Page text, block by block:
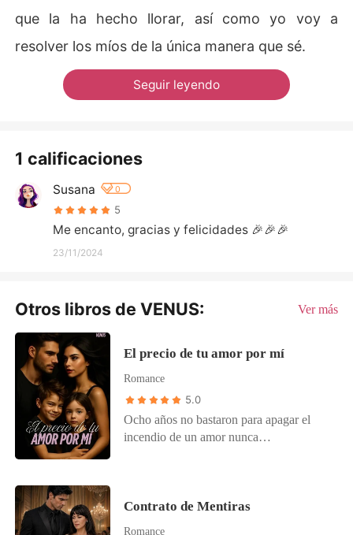
que la ha hecho llorar, así como yo voy a
resolver los míos de la única manera que sé.
Seguir leyendo
1 calificaciones
Susana 0
5
Me encanto, gracias y felicidades 🎉🎉🎉
23/11/2024
Otros libros de VENUS: Ver más
El precio de tu amor por mí
Romance
5.0
Ocho años no bastaron para apagar el
incendio de un amor nunca
la sombra tras los pasos del mejor amigo
Contrato de Mentiras
Romance